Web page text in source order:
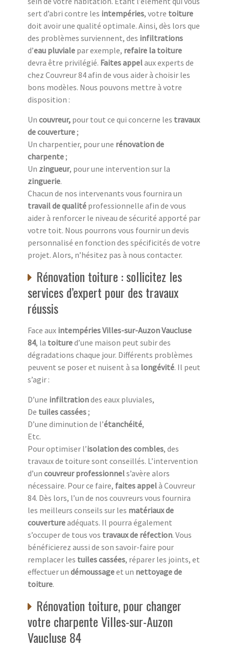
sert d’abri contre les intempéries, votre toiture
doit avoir une qualité optimale. Ainsi, dès lors que
des problèmes surviennent, des infiltrations
d’eau pluviale par exemple, refaire la toiture
devra être privilégié. Faites appelaux experts de
chez Couvreur 84 afin de vous aider à choisir les
bons modèles. Nous pouvons mettre à votre
disposition :
Un couvreur, pour tout ce qui concerne les travaux
de couverture ;
Un charpentier, pour une rénovation de
charpente ;
Un zingueur, pour une intervention sur la
zinguerie.
Chacun de nos intervenants vous fournira un
travail de qualité professionnelle afin de vous
aider à renforcer le niveau de sécurité apporté par
votre toit. Nous pourrons vous fournir un devis
personnalisé en fonction des spécificités de votre
projet. Alors, n’hésitez pas à nous contacter.
Rénovation toiture : sollicitez les
services d’expert pour des travaux
réussis
Face aux intempéries Villes-sur-Auzon Vaucluse
84, la toitured’une maison peut subir des
dégradations chaque jour. Différents problèmes
peuvent se poser et nuisent à sa longévité. Il peut
s’agir :
D’une infiltrationdes eaux pluviales,
De tuiles cassées ;
D’une diminution de l’étanchéité,
Etc.
Pour optimiser l’isolation des combles, des
travaux de toiture sont conseillés. L’intervention
d’un couvreur professionnels’avère alors
nécessaire. Pour ce faire, faites appelà Couvreur
84. Dès lors, l’un de nos couvreurs vous fournira
les meilleurs conseils sur les matériaux de
couvertureadéquats. Il pourra également
s’occuper de tous vos travaux de réfection. Vous
bénéficierez aussi de son savoir-faire pour
remplacer les tuiles cassées, réparer les joints, et
effectuer un démoussageet un nettoyage de
toiture.
Rénovation toiture, pour changer
votre charpente Villes-sur-Auzon
Vaucluse 84